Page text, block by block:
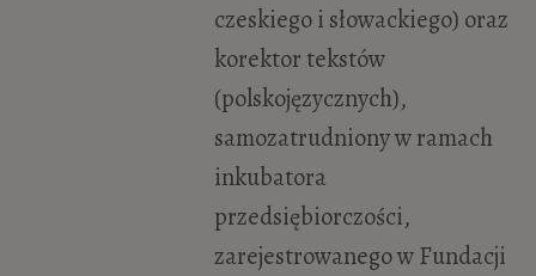
czeskiego i słowackiego) oraz
korektor tekstów
(polskojęzycznych),
samozatrudniony w ramach
inkubatora
przedsiębiorczości,
zarejestrowanego w Fundacji